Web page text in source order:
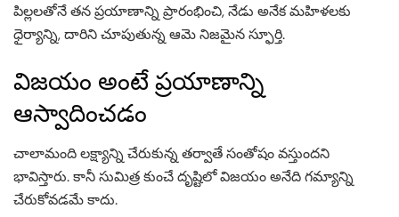
పిల్లలతోనే తన ప్రయాణాన్ని ప్రారంభించి, నేడు అనేక మహిళలకు
ధైర్యాన్ని, దారిని చూపుతున్న ఆమె నిజమైన స్ఫూర్తి.
విజయం అంటే ప్రయాణాన్ని
ఆస్వాదించడం
చాలామంది లక్ష్యాన్ని చేరుకున్న తర్వాతే సంతోషం వస్తుందని
భావిస్తారు. కానీ సుమిత్ర కుంచే దృష్టిలో విజయం అనేది గమ్యాన్ని
చేరుకోవడమే కాదు.